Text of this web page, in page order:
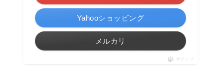
Yahooショッピング
メルカリ
ポチップ